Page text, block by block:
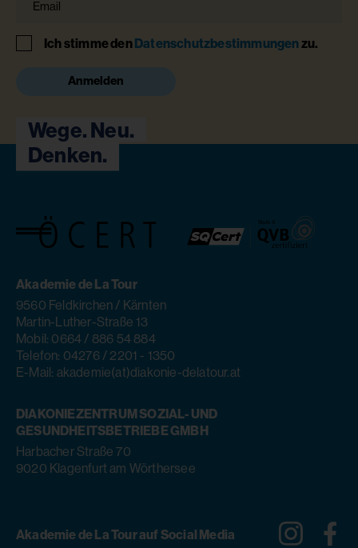
Hinweis
Ich stimme denDatenschutzbestimmungenzu.
Anmelden
Wege. Neu.
Denken.
Akademie de La Tour
9560 Feldkirchen / Kärnten
Martin-Luther-Straße 13
Mobil: 0664 / 886 54 884
Telefon: 04276 / 2201 - 1350
E-Mail: akademie(at)diakonie-delatour.at
DIAKONIEZENTRUM SOZIAL- UND
GESUNDHEITSBETRIEBE GMBH
Harbacher Straße 70
9020 Klagenfurt am Wörthersee
Akademie de La Tour auf Social Media